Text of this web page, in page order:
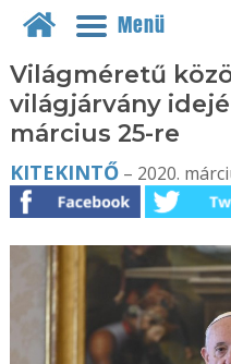
Menü
Világméretű
világjárvány
március 25-re
KITEKINTŐ– 2020.